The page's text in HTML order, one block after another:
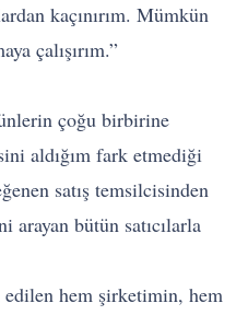
kaçınırım. Mümkün
çalışırım.”
çoğu birbirine
aldığım fark etmediği
satış temsilcisinden
arayan bütün satıcılarla
hem şirketimin, hem